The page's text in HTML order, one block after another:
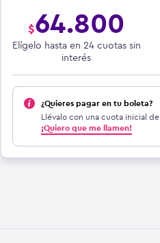
$64.800
Elígelo hasta en 24 cuotas sin
interés
¿Quieres pagar en tu boleta?
Llévalo con una cuota inicial de
¡Quiero que me llamen!